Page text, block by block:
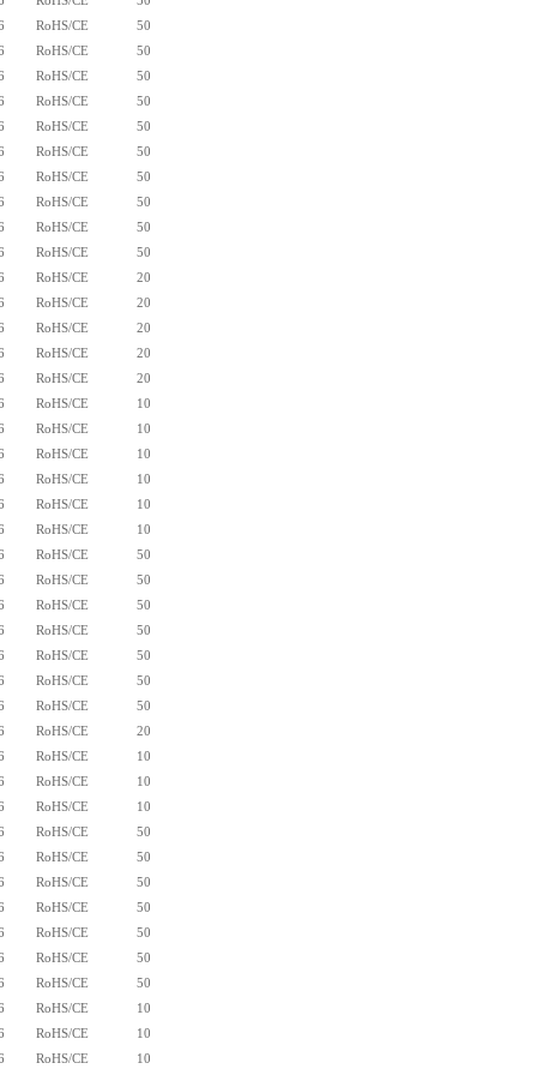
RoHS/CE
50
RoHS/CE 50
RoHS/CE
50
RoHS/CE
50
RoHS/CE
50
RoHS/CE
50
RoHS/CE
50
RoHS/CE
50
RoHS/CE
50
RoHS/CE
50
RoHS/CE
20
RoHS/CE
20
RoHS/CE
20
RoHS/CE
20
RoHS/CE
20
RoHS/CE
10
RoHS/CE
10
RoHS/CE
10
RoHS/CE
10
RoHS/CE
10
RoHS/CE
10
RoHS/CE
50
RoHS/CE
50
RoHS/CE
50
RoHS/CE
50
RoHS/CE
50
RoHS/CE
50
RoHS/CE
50
RoHS/CE
20
RoHS/CE
10
RoHS/CE
10
RoHS/CE
10
RoHS/CE
50
RoHS/CE
50
RoHS/CE
50
RoHS/CE
50
RoHS/CE
50
RoHS/CE
50
RoHS/CE
50
RoHS/CE
10
RoHS/CE
10
RoHS/CE 10